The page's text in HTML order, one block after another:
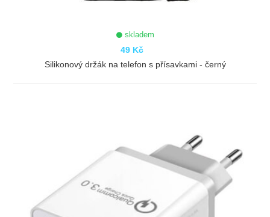
skladem
49 Kč
Silikonový držák na telefon s přísavkami - černý